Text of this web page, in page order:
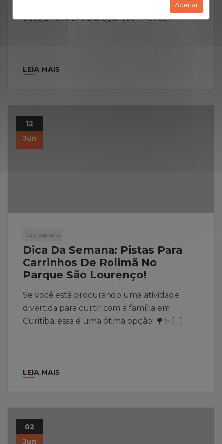
Aceitar
fazer bons negócios imobiliários! Se você
deseja vender ou alugar seu imóvel, […]
LEIA MAIS
12
Jun
Curiosidades
Dica Da Semana: Pistas Para
Carrinhos De Rolimã No
Parque São Lourenço!
Se você está procurando uma atividade
divertida para curtir com a família em
Curitiba, essa é uma ótima opção! 🌳✨ […]
LEIA MAIS
02
Jun